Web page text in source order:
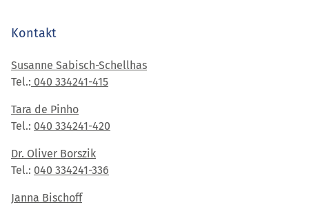
Kontakt
Susanne Sabisch-Schellhas
Tel.: 040 334241-415
Tara de Pinho
Tel.: 040 334241-420
Dr. Oliver Borszik
Tel.: 040 334241-336
Janna Bischoff